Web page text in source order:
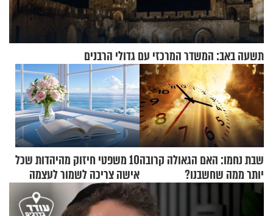
תשעה באב: המשדר המרכזי עם גדולי הרבנים
שבת נחמו: האם הגאולה קרובה
יותר ממה שחשבנו?
10 משפטי חיזוק מהיהדות שכל
אישה צריכה לשמור לעצמה